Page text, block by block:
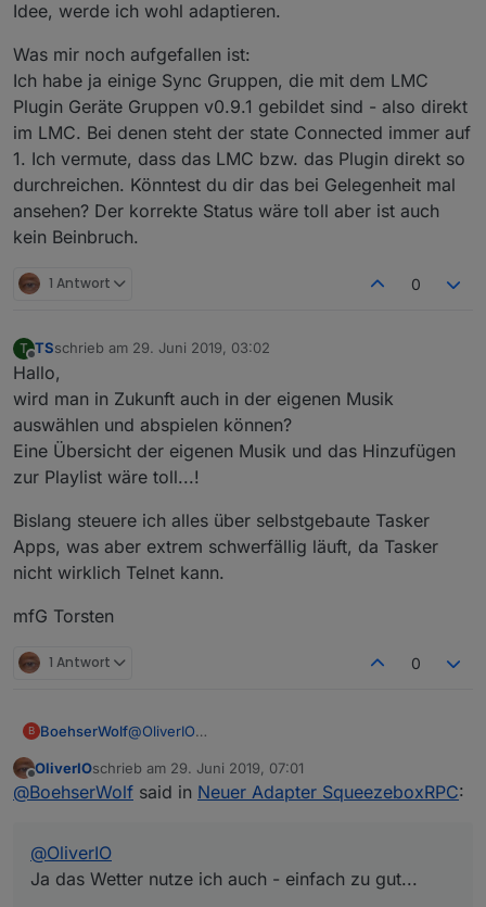
Wenn irgend was fehlt oder sich komisch anfühlt dann
Deswegen ist das noch beta.
Idee, werde ich wohl adaptieren.
Was mir noch aufgefallen ist:
Ich habe ja einige Sync Gruppen, die mit dem LMC
Plugin Geräte Gruppen v0.9.1 gebildet sind - also direkt
im LMC. Bei denen steht der state Connected immer auf
1. Ich vermute, dass das LMC bzw. das Plugin direkt so
durchreichen. Könntest du dir das bei Gelegenheit mal
ansehen? Der korrekte Status wäre toll aber ist auch
kein Beinbruch.
1 Antwort 0
T
Offline
TSschrieb am 29. Juni 2019, 03:02
zuletzt editiert von
Hallo,
wird man in Zukunft auch in der eigenen Musik
auswählen und abspielen können?
Eine Übersicht der eigenen Musik und das Hinzufügen
zur Playlist wäre toll...!
Bislang steuere ich alles über selbstgebaute Tasker
Apps, was aber extrem schwerfällig läuft, da Tasker
nicht wirklich Telnet kann.
mfG Torsten
1 Antwort 0
B BoehserWolf@OliverIO
Bis jetzt alle Widgets ohne Probleme. Die Lösung
mit den Separaten Lautstärkeregelungen ist auch
also direkt im LMC. Bei denen steht der state
Offline
OliverIOschrieb am 29. Juni 2019, 07:01
zuletzt editiert von
@BoehserWolf said in Neuer Adapter SqueezeboxRPC:
@OliverIO
Ja das Wetter nutze ich auch - einfach zu gut...